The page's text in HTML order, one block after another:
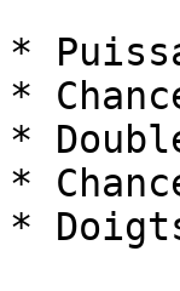
*
*
*
*
*